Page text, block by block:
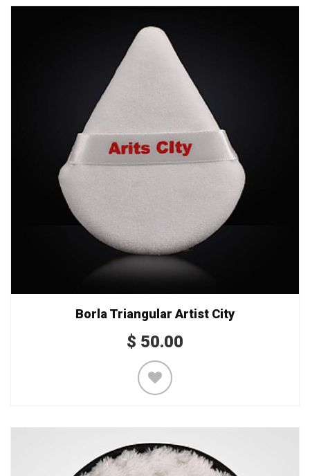
Borla Triangular Artist City
$ 50.00